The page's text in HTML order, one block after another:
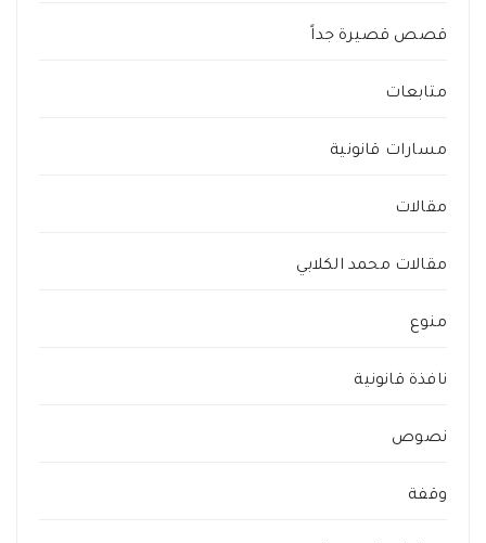
قصص قصيرة جداً
متابعات
مسارات قانونية
مقالات
مقالات محمد الكلابي
منوع
نافذة قانونية
نصوص
وقفة